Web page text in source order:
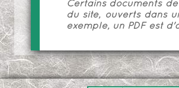
Certains documents
du site, ouverts dans
exemple, un PDF est